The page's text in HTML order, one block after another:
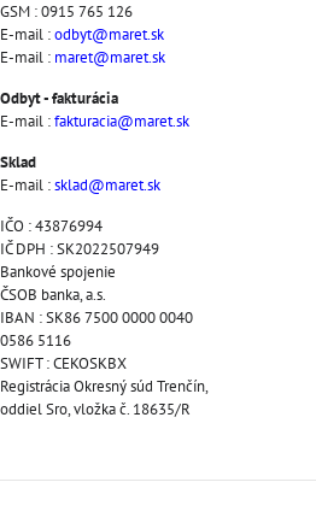
GSM : 0915 765 126
E-mail :odbyt@maret.sk
E-mail : maret@maret.sk
Odbyt - fakturácia
E-mail :fakturacia@maret.sk
Sklad
E-mail :sklad@maret.sk
IČO : 43876994
IČ DPH : SK2022507949
Bankové spojenie
ČSOB banka, a.s.
IBAN : SK86 7500 0000 0040
0586 5116
SWIFT : CEKOSKBX
Registrácia Okresný súd Trenčín,
oddiel Sro, vložka č. 18635/R